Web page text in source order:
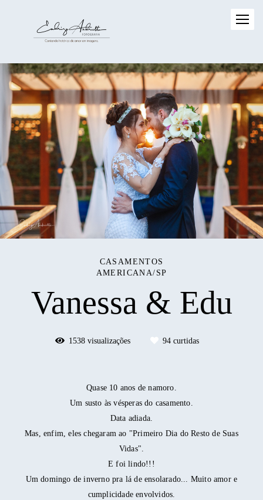
CASAMENTOS
AMERICANA/SP
Vanessa & Edu
1538 visualizações 94 curtidas
Quase 10 anos de namoro.
Um susto às vésperas do casamento.
Data adiada.
Mas, enfim, eles chegaram ao "Primeiro Dia do Resto de Suas
Vidas".
E foi lindo!!!
Um domingo de inverno pra lá de ensolarado... Muito amor e
cumplicidade envolvidos.